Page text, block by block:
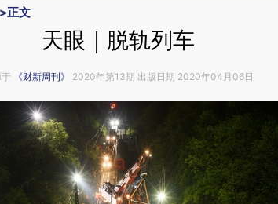
>正文
天眼｜脱轨列车
《财新周刊》 2020年第13期 出版日期 2020年04月06日